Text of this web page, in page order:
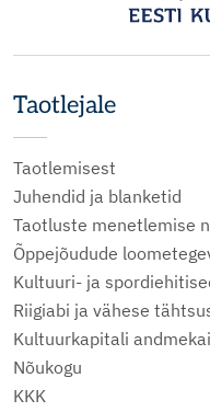
Taotlejale
Taotlemisest
Juhendid ja blanketid
Taotluste menetlemise
Õppejõudude
Kultuuri- ja
Riigiabi ja vähese
Kultuurkapitali
Nõukogu
KKK